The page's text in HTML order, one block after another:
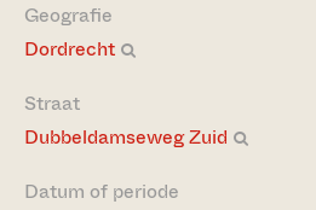
Geografie
Dordrecht
Straat
Dubbeldamseweg Zuid
Datum of periode